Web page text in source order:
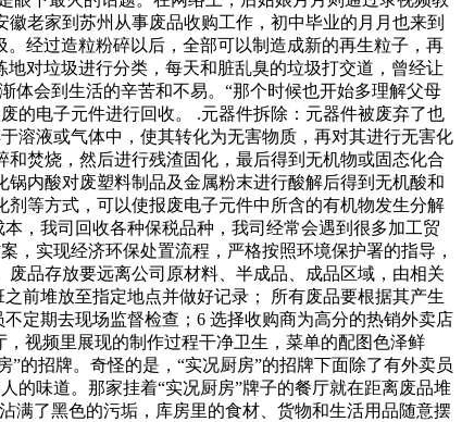
老家到苏州从事废品收购工作，初中毕业的月月也来到
经过造粒粉碎以后，全部可以制造成新的再生粒子，再
对垃圾进行分类，每天和脏乱臭的垃圾打交道，曾经让
体会到生活的辛苦和不易。“那个时候也开始多理解父母
的电子元件进行回收。 .元器件拆除：元器件被废弃了也
溶液或气体中，使其转化为无害物质，再对其进行无害化
焚烧，然后进行残渣固化，最后得到无机物或固态化合
内酸对废塑料制品及金属粉末进行酸解后得到无机酸和
等方式，可以使报废电子元件中所含的有机物发生分解
，我司回收各种保税品种，我司经常会遇到很多加工贸
实现经济环保处置流程，严格按照环境保护署的指导，
品存放要远离公司原材料、半成品、成品区域，由相关
前堆放至指定地点并做好记录； 所有废品要根据其产生
定期去现场监督检查；6 选择收购商为高分的热销外卖店
视频里展现的制作过程干净卫生，菜单的配图色泽鲜
的招牌。奇怪的是，“实况厨房”的招牌下面除了有外卖员
的味道。那家挂着“实况厨房”牌子的餐厅就在距离废品堆
满了黑色的污垢，库房里的食材、货物和生活用品随意摆